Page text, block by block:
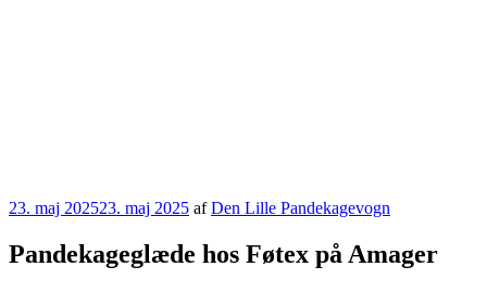
Udgivet
23. maj 202523. maj 2025 afDen Lille Pandekagevogn
Pandekageglæde hos Føtex på Amager